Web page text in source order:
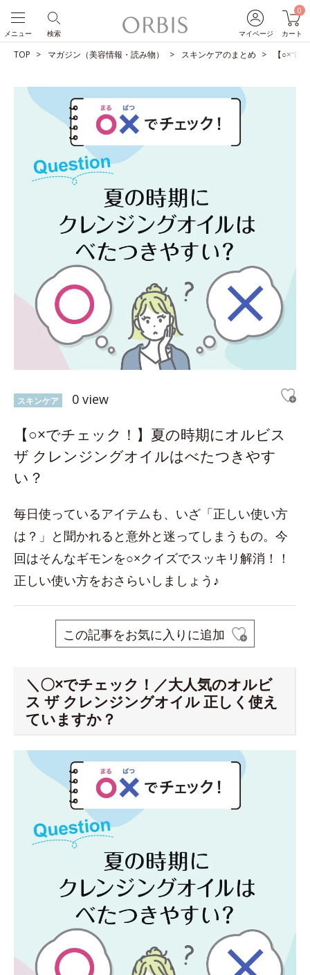
マイページ
0
カート
検索
メニュー
TOP マガジン（美容情報・読み物） スキンケアのまとめ 【○×で
スキンケア 0 view
【○×でチェック！】夏の時期にオルビス
ザ クレンジングオイルはべたつきやす
い？
毎日使っているアイテムも、いざ「正しい使い方
は？」と聞かれると意外と迷ってしまうもの。今
回はそんなギモンを○×クイズでスッキリ解消！！
正しい使い方をおさらいしましょう♪
この記事をお気に入りに追加
＼〇×でチェック！／大人気のオルビ
ス ザ クレンジングオイル 正しく使え
ていますか？